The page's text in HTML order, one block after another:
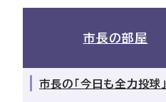
市長の部屋
市長の「今日も全力投球」